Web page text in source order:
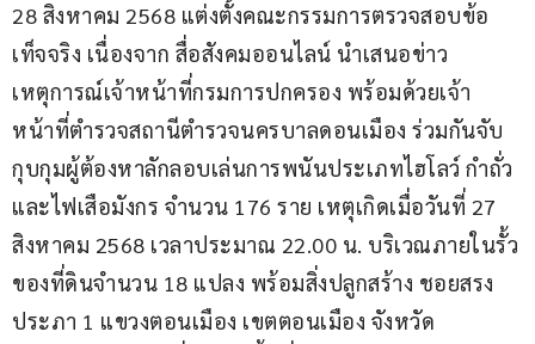
28 สิงหาคม 2568 แต่งตั้งคณะกรรมการตรวจสอบข้อ
เท็จจริง เนื่องจาก สื่อสังคมออนไลน์ นำเสนอข่าว
เหตุการณ์เจ้าหน้าที่กรมการปกครอง พร้อมด้วยเจ้า
หน้าที่ตำรวจสถานีตำรวจนครบาลดอนเมือง ร่วมกันจับ
กุบกุมผู้ต้องหาลักลอบเล่นการพนันประเภทไฮโลว์ กำถั่ว
และไฟเสือมังกร จำนวน 176 ราย เหตุเกิดเมื่อวันที่ 27
สิงหาคม 2568 เวลาประมาณ 22.00 น. บริเวณภายในรั้ว
ของที่ดินจำนวน 18 แปลง พร้อมสิ่งปลูกสร้าง ชอยสรง
ประภา 1 แขวงตอนเมือง เขตตอนเมือง จังหวัด